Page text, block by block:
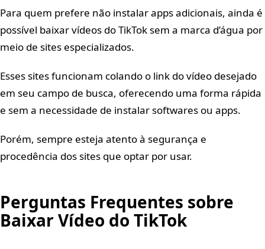
Para quem prefere não instalar apps adicionais, ainda é
possível baixar vídeos do TikTok sem a marca d’água por
meio de sites especializados.
Esses sites funcionam colando o link do vídeo desejado
em seu campo de busca, oferecendo uma forma rápida
e sem a necessidade de instalar softwares ou apps.
Porém, sempre esteja atento à segurança e
procedência dos sites que optar por usar.
Perguntas Frequentes sobre
Baixar Vídeo do TikTok